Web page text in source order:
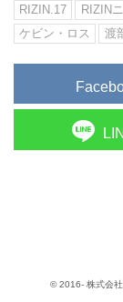
RIZIN.17 RIZIN
ケビン・ロス
渡
© 2016- 株式会